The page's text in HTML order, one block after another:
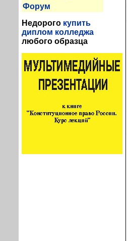
Форум
Недорого купить
диплом колледжа
любого образца